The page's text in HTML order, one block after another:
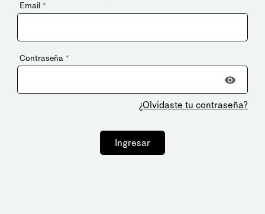
Email *
Contraseña *
¿Olvidaste tu contraseña?
Ingresar